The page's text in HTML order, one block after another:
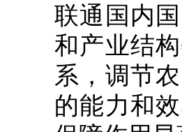
联通国内
和产业结
系，调节
的能力和